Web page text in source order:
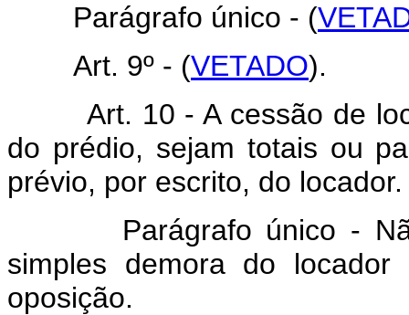
Parágrafo único - (
Art. 9º - (VETADO).
Art. 10 - A cessão de
do prédio, sejam totais ou
prévio, por escrito, do locador.
Parágrafo único - Não
simples demora do
oposição.